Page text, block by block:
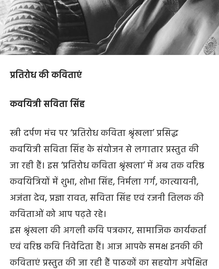
प्रतिरोध की कविताएं
कवयित्री सविता सिंह
स्त्री दर्पण मंच पर ‘प्रतिरोध कविता श्रृंखला’ प्रसिद्ध
कवयित्री सविता सिंह के संयोजन से लगातार प्रस्तुत की
जा रही हैं। इस ‘प्रतिरोध कविता श्रृंखला’ में अब तक वरिष्ठ
कवयित्रियों में शुभा, शोभा सिंह, निर्मला गर्ग, कात्यायनी,
अजंता देव, प्रज्ञा रावत, सविता सिंह एवं रजनी तिलक की
कविताओं को आप पढ़ते रहे।
इस श्रृंखला की अगली कवि पत्रकार, सामाजिक कार्यकर्ता
एवं वरिष्ठ कवि निवेदिता हैं। आज आपके समक्ष इनकी की
कविताएं प्रस्तुत की जा रही हैं पाठकों का सहयोग अपेक्षित